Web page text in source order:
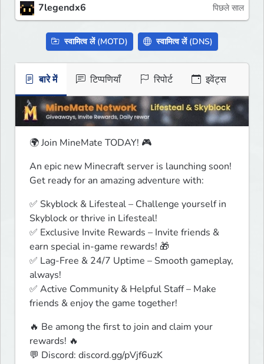
7legendx6 पिछले साल
स्वामित्व लें (MOTD) स्वामित्व लें (DNS)
बारे में टिप्पणियाँ रिपोर्ट इवेंट्स
🌍 Join MineMate TODAY! 🎮
An epic new Minecraft server is launching soon!
Get ready for an amazing adventure with:
✅ Skyblock & Lifesteal – Challenge yourself in
Skyblock or thrive in Lifesteal!
✅ Exclusive Invite Rewards – Invite friends &
earn special in-game rewards! 🎁
✅ Lag-Free & 24/7 Uptime – Smooth gameplay,
always!
✅ Active Community & Helpful Staff – Make
friends & enjoy the game together!
🔥 Be among the first to join and claim your
rewards! 🔥
💬 Discord: discord.gg/pVjf6uzK